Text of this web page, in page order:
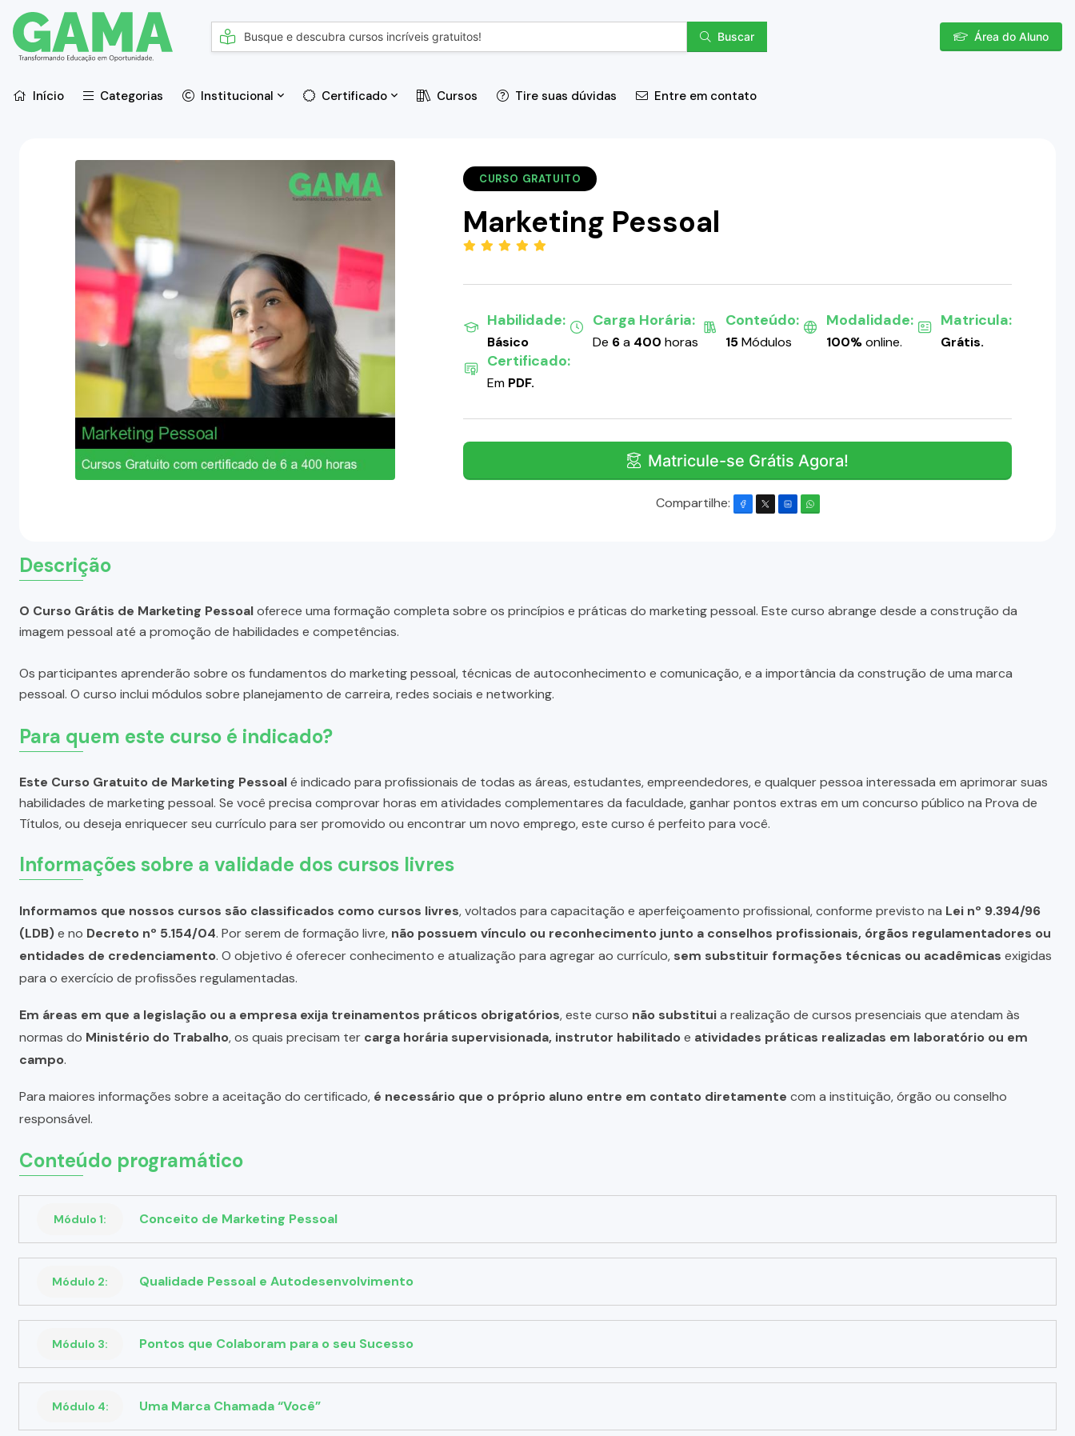
Buscar Área do Aluno
Início Categorias Institucional Certificado Cursos Tire suas dúvidas Entre em contato
CURSO GRATUITO
Marketing Pessoal
Habilidade:
Básico
Carga Horária:
De 6a 400 horas
Conteúdo:
15Módulos
Modalidade:
100%online.
Matricula:
Grátis.
Certificado:
Em PDF.
Matricule-se Grátis Agora!
Compartilhe:
Descrição
O Curso Grátis de Marketing Pessoaloferece uma formação completa sobre os princípios e práticas do marketing pessoal. Este curso abrange desde a construção da
imagem pessoal até a promoção de habilidades e competências.
Os participantes aprenderão sobre os fundamentos do marketing pessoal, técnicas de autoconhecimento e comunicação, e a importância da construção de uma marca
pessoal. O curso inclui módulos sobre planejamento de carreira, redes sociais e networking.
Para quem este curso é indicado?
Este Curso Gratuito de Marketing Pessoalé indicado para profissionais de todas as áreas, estudantes, empreendedores, e qualquer pessoa interessada em aprimorar suas
habilidades de marketing pessoal. Se você precisa comprovar horas em atividades complementares da faculdade, ganhar pontos extras em um concurso público na Prova de
Títulos, ou deseja enriquecer seu currículo para ser promovido ou encontrar um novo emprego, este curso é perfeito para você.
Informações sobre a validade dos cursos livres
Informamos que nossos cursos são classificados como cursos livres, voltados para capacitação e aperfeiçoamento profissional, conforme previsto na Lei nº 9.394/96
(LDB)e no Decreto nº 5.154/04. Por serem de formação livre, não possuem vínculo ou reconhecimento junto a conselhos profissionais, órgãos regulamentadores ou
entidades de credenciamento. O objetivo é oferecer conhecimento e atualização para agregar ao currículo, sem substituir formações técnicas ou acadêmicas exigidas
para o exercício de profissões regulamentadas.
Em áreas em que a legislação ou a empresa exija treinamentos práticos obrigatórios, este curso não substituia realização de cursos presenciais que atendam às
normas do Ministério do Trabalho, os quais precisam ter carga horária supervisionada, instrutor habilitadoe atividades práticas realizadas em laboratório ou em
campo.
Para maiores informações sobre a aceitação do certificado, é necessário que o próprio aluno entre em contato diretamente com a instituição, órgão ou conselho
responsável.
Conteúdo programático
Módulo 1: Conceito de Marketing Pessoal
Módulo 2: Qualidade Pessoal e Autodesenvolvimento
Módulo 3: Pontos que Colaboram para o seu Sucesso
Módulo 4: Uma Marca Chamada “Você”